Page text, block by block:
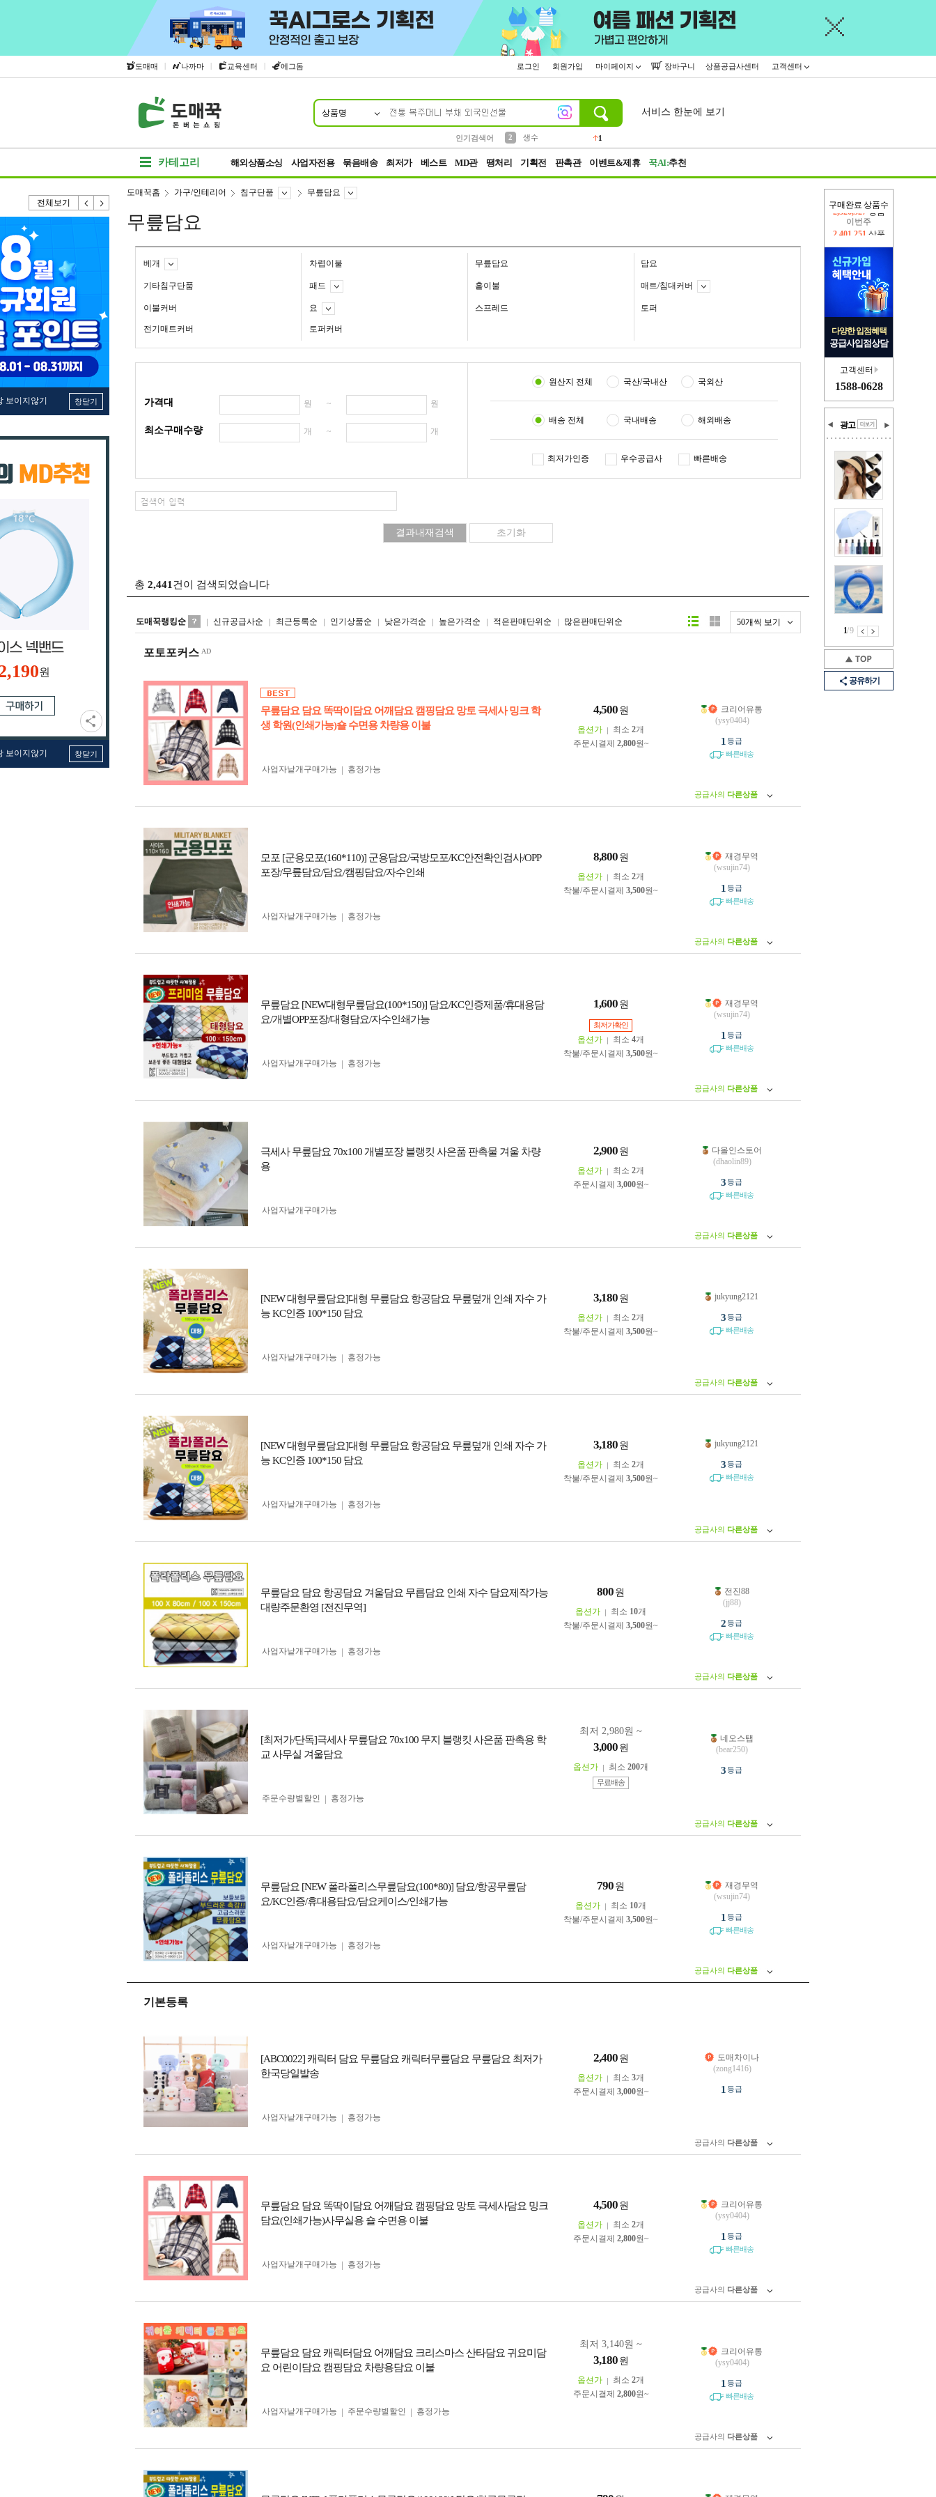
도매매 | 나까마 | 교육센터 | 에그돔 로그인 회원가입 마이페이지 장바구니 상품공급사센터 고객센터
상품명
인기검색어
2
생수
1
서비스 한눈에 보기
카테고리 해외상품소싱 사업자전용 묶음배송 최저가 베스트 MD관 땡처리 기획전 판촉관 이벤트&제휴 꾹AI:추천
전체보기
보이지않기 창닫기
원
보이지않기 창닫기
구매완료 상품수
이번주
2,401,251 상품
다양한 입점혜택
공급사입점상담
고객센터
1588-0628
광고
1/9
공유하기
도매꾹홈 가구/인테리어 침구단품 무릎담요
무릎담요
베개 차렵이불 무릎담요 담요
기타침구단품 패드 홑이불 매트/침대커버
이불커버 요 스프레드 토퍼
전기매트커버 토퍼커버
가격대 원 ~ 원
최소구매수량 개 ~ 개
원산지 전체 국산/국내산 국외산
배송 전체 국내배송 해외배송
최저가인증 우수공급사 빠른배송
총 2,441 건이 검색되었습니다
도매꾹랭킹순 신규공급사순 최근등록순 인기상품순 낮은가격순 높은가격순 적은판매단위순 많은판매단위순 50개씩 보기
리스트형갤러리형
포토포커스
무릎담요 담요 똑딱이담요 어깨담요 캠핑담요 망토 극세사 밍크 학
생 학원(인쇄가능)숄 수면용 차량용 이불
4,500 원
옵션가 최소 2개
주문시결제 2,800원~
사업자 낱개구매가능 흥정가능
크리어유통
(ysy0404)
1 등급
빠른배송
공급사의 다른상품
모포 [군용모포(160*110)] 군용담요/국방모포/KC안전확인검사/OPP
포장/무릎담요/담요/캠핑담요/자수인쇄
8,800 원
옵션가 최소 2개
착불/주문시결제 3,500원~
사업자 낱개구매가능 흥정가능
재경무역
(wsujin74)
1 등급
빠른배송
공급사의 다른상품
무릎담요 [NEW대형무릎담요(100*150)] 담요/KC인증제품/휴대용담
요/개별OPP포장/대형담요/자수인쇄가능
1,600 원
최저가확인
옵션가 최소 4개
착불/주문시결제 3,500원~
사업자 낱개구매가능
흥정가능
재경무역
(wsujin74)
1 등급
빠른배송
공급사의 다른상품
극세사 무릎담요 70x100 개별포장 블랭킷 사은품 판촉물 겨울 차량
용
2,900 원
옵션가 최소 2개
주문시결제 3,000원~
사업자 낱개구매가능
다올인스토어
(dhaolin89)
3등급
빠른배송
공급사의 다른상품
[NEW 대형무릎담요]대형 무릎담요 항공담요 무릎덮개 인쇄 자수 가
능 KC인증 100*150 담요
3,180 원
옵션가 최소 2개
착불/주문시결제 3,500원~
사업자 낱개구매가능 흥정가능
jukyung2121
3등급
빠른배송
공급사의 다른상품
[NEW 대형무릎담요]대형 무릎담요 항공담요 무릎덮개 인쇄 자수 가
능 KC인증 100*150 담요
3,180 원
옵션가 최소 2개
착불/주문시결제 3,500원~
사업자 낱개구매가능 흥정가능
jukyung2121
3등급
빠른배송
공급사의 다른상품
무릎담요 담요 항공담요 겨울담요 무릅담요 인쇄 자수 담요제작가능
대량주문환영 [전진무역]
800 원
옵션가 최소 10개
착불/주문시결제 3,500원~
사업자 낱개구매가능 흥정가능
전진88
(jj88)
2등급
빠른배송
공급사의 다른상품
[최저가/단독]극세사 무릎담요 70x100 무지 블랭킷 사은품 판촉용 학
교 사무실 겨울담요
최저 2,980원 ~
3,000 원
옵션가 최소 200개
무료배송
주문수량별할인 흥정가능
네오스탭
(bear250)
3등급
공급사의 다른상품
무릎담요 [NEW 폴라폴리스무릎담요(100*80)] 담요/항공무릎담
요/KC인증/휴대용담요/담요케이스/인쇄가능
790 원
옵션가 최소 10개
착불/주문시결제 3,500원~
사업자 낱개구매가능 흥정가능
재경무역
(wsujin74)
1 등급
빠른배송
공급사의 다른상품
기본등록
[ABC0022] 캐릭터 담요 무릎담요 캐릭터무릎담요 무릎담요 최저가
한국당일발송
2,400 원
옵션가 최소 3개
주문시결제 3,000원~
사업자 낱개구매가능 흥정가능
도매차이나
(zong1416)
1 등급
공급사의 다른상품
무릎담요 담요 똑딱이담요 어깨담요 캠핑담요 망토 극세사담요 밍크
담요(인쇄가능)사무실용 숄 수면용 이불
4,500 원
옵션가 최소 2개
주문시결제 2,800원~
사업자 낱개구매가능 흥정가능
크리어유통
(ysy0404)
1 등급
빠른배송
공급사의 다른상품
무릎담요 담요 캐릭터담요 어깨담요 크리스마스 산타담요 귀요미담
요 어린이담요 캠핑담요 차량용담요 이불
최저 3,140원 ~
3,180 원
옵션가 최소 2개
주문시결제 2,800원~
사업자 낱개구매가능
주문수량별할인 흥정가능
크리어유통
(ysy0404)
1 등급
빠른배송
공급사의 다른상품